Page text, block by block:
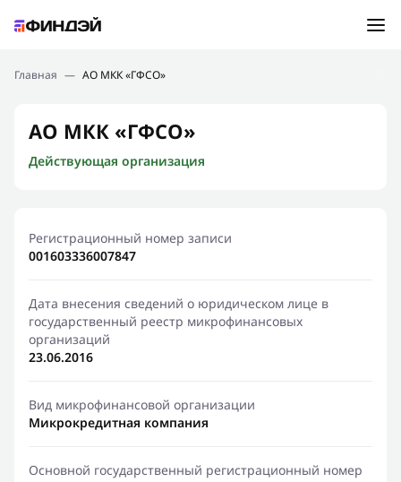
Подбор займа
Новости
Финансовое просвещение
Главная — АО МКК «ГФСО»
АО МКК «ГФСО»
Действующая организация
Регистрационный номер записи
001603336007847
Дата внесения сведений о юридическом лице в
государственный реестр микрофинансовых
организаций
23.06.2016
Вид микрофинансовой организации
Микрокредитная компания
Основной государственный регистрационный номер
Ошибка:Контактная форма не найдена.
Спасибо, что написали нам
Мы свяжемся с Вами в ближайшее время и сообщим
результат
Отправить новый запрос